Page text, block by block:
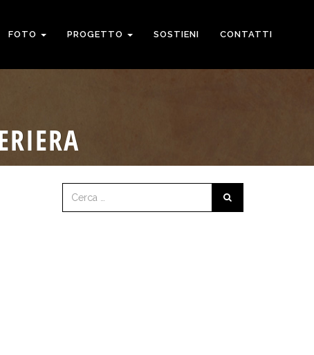
FOTO PROGETTO SOSTIENI CONTATTI